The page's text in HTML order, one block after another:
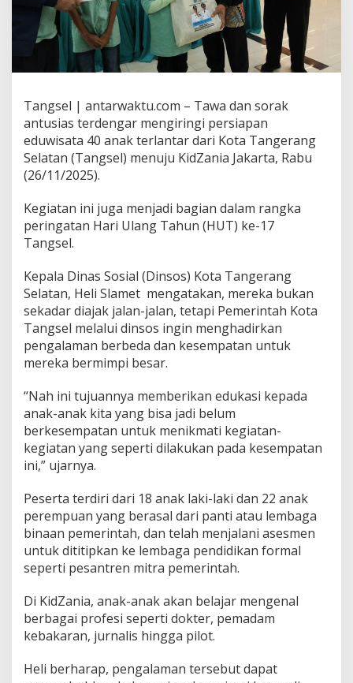
Tangsel | antarwaktu.com – Tawa dan sorak
antusias terdengar mengiringi persiapan
eduwisata 40 anak terlantar dari Kota Tangerang
Selatan (Tangsel) menuju KidZania Jakarta, Rabu
(26/11/2025).
Kegiatan ini juga menjadi bagian dalam rangka
peringatan Hari Ulang Tahun (HUT) ke-17
Tangsel.
Kepala Dinas Sosial (Dinsos) Kota Tangerang
Selatan, Heli Slamet mengatakan, mereka bukan
sekadar diajak jalan-jalan, tetapi Pemerintah Kota
Tangsel melalui dinsos ingin menghadirkan
pengalaman berbeda dan kesempatan untuk
mereka bermimpi besar.
“Nah ini tujuannya memberikan edukasi kepada
anak-anak kita yang bisa jadi belum
berkesempatan untuk menikmati kegiatan-
kegiatan yang seperti dilakukan pada kesempatan
ini,” ujarnya.
Peserta terdiri dari 18 anak laki-laki dan 22 anak
perempuan yang berasal dari panti atau lembaga
binaan pemerintah, dan telah menjalani asesmen
untuk dititipkan ke lembaga pendidikan formal
seperti pesantren mitra pemerintah.
Di KidZania, anak-anak akan belajar mengenal
berbagai profesi seperti dokter, pemadam
kebakaran, jurnalis hingga pilot.
Heli berharap, pengalaman tersebut dapat